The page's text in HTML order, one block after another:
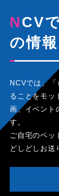
NCVでは、視聴者さまから
の情
NCVでは、「
ることをモッ
画、イベント
す。
ご自宅のペッ
どしどしお送